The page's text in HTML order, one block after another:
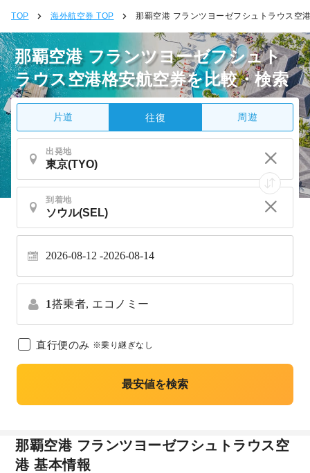
TOP 海外航空券 TOP 那覇空港 フランツヨーゼフシュトラウス空
那覇空港 フランツヨーゼフシュト
ラウス空港格安航空券を比較・検索
片道 往復 周遊
出発地
到着地
2026-08-12 2026-08-14
1搭乗者, エコノミー
直行便のみ ※乗り継ぎなし
最安値を検索
那覇空港 フランツヨーゼフシュトラウス空
港 基本情報